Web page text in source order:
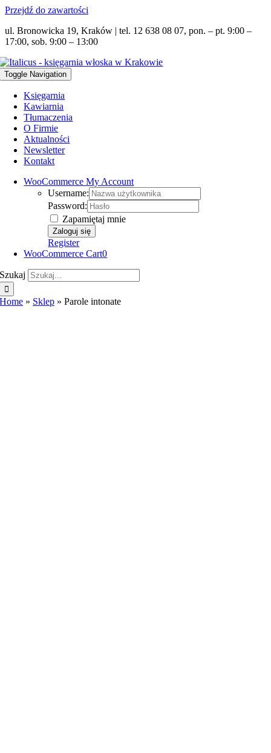
Przejdź do zawartości
ul. Bronowicka 19, Kraków | tel. 12 638 08 07, pon. – pt. 9:00 –
17:00, sob. 9:00 – 13:00
Toggle Navigation
Księgarnia
Kawiarnia
Tłumaczenia
O Firmie
Aktualności
Newsletter
Kontakt
WooCommerce My Account
Username:
Password:
Zapamiętaj mnie
Register
WooCommerce Cart0
Szukaj
Home » Sklep »Parole intonate